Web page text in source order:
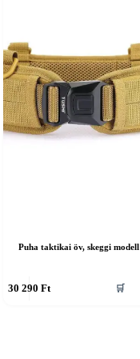
Puha taktikai öv, skeggi modell
30 290 Ft 🛒